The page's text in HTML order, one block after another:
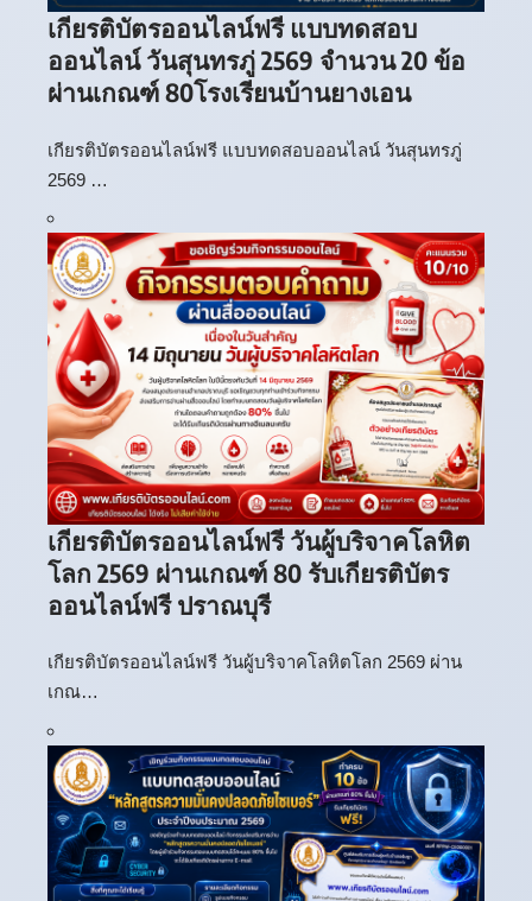
เกียรติบัตรออนไลน์ฟรี แบบทดสอบ
ออนไลน์ วันสุนทรภู่ 2569 จำนวน 20 ข้อ
ผ่านเกณฑ์ 80โรงเรียนบ้านยางเอน
เกียรติบัตรออนไลน์ฟรี แบบทดสอบออนไลน์ วันสุนทรภู่
2569 …
เกียรติบัตรออนไลน์ฟรี วันผู้บริจาคโลหิต
โลก 2569 ผ่านเกณฑ์ 80 รับเกียรติบัตร
ออนไลน์ฟรี ปราณบุรี
เกียรติบัตรออนไลน์ฟรี วันผู้บริจาคโลหิตโลก 2569 ผ่าน
เกณ…